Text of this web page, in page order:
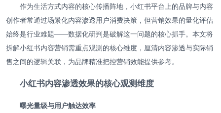
作为生活方式内容的核心传播阵地，小红书平台上的品牌与内容
创作者常通过场景化内容渗透用户消费决策，但营销效果的量化评估
始终是行业难题——数据化研判是破解这一问题的核心抓手。本文将
拆解小红书内容营销需重点观测的核心维度，厘清内容渗透与实际销
售之间的逻辑关联，为品牌精准把控营销效能提供参考。
小红书内容渗透效果的核心观测维度
曝光量级与用户触达效率